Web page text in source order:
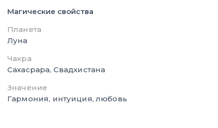
Магические свойства
Планета
Луна
Чакра
Сахасрара, Свадхистана
Значение
Гармония, интуиция, любовь